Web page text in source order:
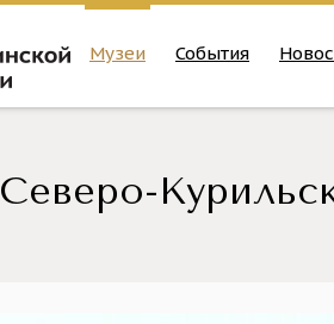
Музеи События
Северо-